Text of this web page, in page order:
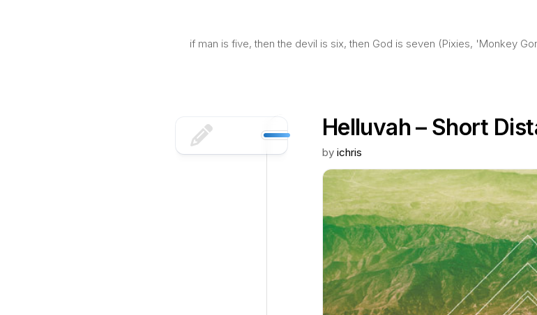
if man is five, then the devil is six, then God is seven (Pixies, 'Monkey
Helluvah – Short
by ichris